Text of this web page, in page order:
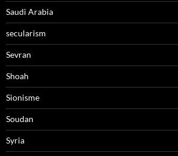
Saudi Arabia
secularism
Sevran
Shoah
Sionisme
Soudan
Syria